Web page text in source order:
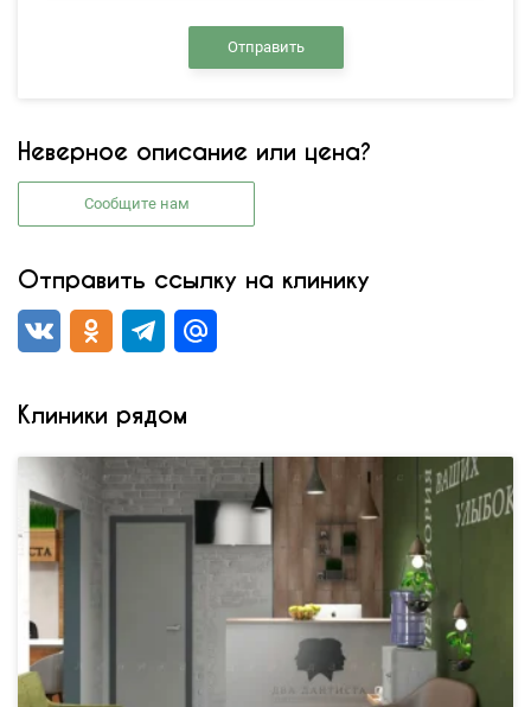
Отправить
Неверное описание или цена?
Сообщите нам
Отправить ссылку на клинику
Клиники рядом